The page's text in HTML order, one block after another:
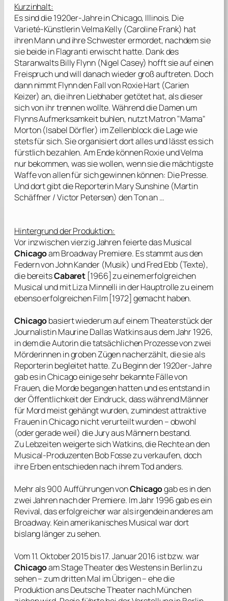
Kurzinhalt:
Es sind die 1920er-Jahre in Chicago, Illinois. Die
Varieté-Künstlerin Velma Kelly (Caroline Frank) hat
ihren Mann und ihre Schwester ermordet, nachdem sie
sie beide in Flagranti erwischt hatte. Dank des
Staranwalts Billy Flynn (Nigel Casey) hofft sie auf einen
Freispruch und will danach wieder groß auftreten. Doch
dann nimmt Flynn den Fall von Roxie Hart (Carien
Keizer) an, die ihren Liebhaber getötet hat, als dieser
sich von ihr trennen wollte. Während die Damen um
Flynns Aufmerksamkeit buhlen, nutzt Matron "Mama"
Morton (Isabel Dörfler) im Zellenblock die Lage wie
stets für sich. Sie organisiert dort alles und lässt es sich
fürstlich bezahlen. Am Ende können Roxie und Velma
nur bekommen, was sie wollen, wenn sie die mächtigste
Waffe von allen für sich gewinnen können: Die Presse.
Und dort gibt die Reporterin Mary Sunshine (Martin
Schäffner/Victor Petersen) den Ton an …
Hintergrund der Produktion:
Vor inzwischen vierzig Jahren feierte das Musical
Chicagoam Broadway Premiere. Es stammt aus den
Federn vonJohn Kander(Musik) undFred Ebb(Texte),
die bereitsCabaret [1966] zu einem erfolgreichen
Musical und mitLiza Minnelli in der Hauptrolle zu einem
ebenso erfolgreichen Film [1972] gemacht haben.
Chicagobasiert wiederum auf einem Theaterstück der
JournalistinMaurine Dallas Watkinsaus dem Jahr 1926,
in dem die Autorin die tatsächlichen Prozesse von zwei
Mörderinnen in groben Zügen nacherzählt, die sie als
Reporterin begleitet hatte. Zu Beginn der 1920er-Jahre
gab es in Chicago einige sehr bekannte Fälle von
Frauen, die Morde begangen hatten und es entstand in
der Öffentlichkeit der Eindruck, dass während Männer
für Mord meist gehängt wurden, zumindest attraktive
Frauen in Chicago nicht verurteilt wurden – obwohl
(oder gerade weil) die Jury aus Männern bestand.
Zu Lebzeiten weigerte sichWatkins, die Rechte an den
Musical-ProduzentenBob Fossezu verkaufen, doch
ihre Erben entschieden nach ihrem Tod anders.
Mehr als 900 Aufführungen vonChicagogab es in den
zwei Jahren nach der Premiere. Im Jahr 1996 gab es ein
Revival, das erfolgreicher war als irgendein anderes am
Broadway. Kein amerikanisches Musical war dort
bislang länger zu sehen.
Vom 11. Oktober 2015 bis 17. Januar 2016 ist bzw. war
ChicagoamStage Theater des Westensin Berlin zu
sehen – zum dritten Mal im Übrigen – ehe die
Produktion ansDeutsche Theaternach München